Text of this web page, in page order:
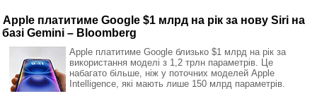
Apple платитиме Google $1 млрд на рік за нову Siri на
базі Gemini – Bloomberg
Apple платитиме Google близько $1 млрд на рік за
використання моделі з 1,2 трлн параметрів. Це
набагато більше, ніж у поточних моделей Apple
Intelligence, які мають лише 150 млрд параметрів.